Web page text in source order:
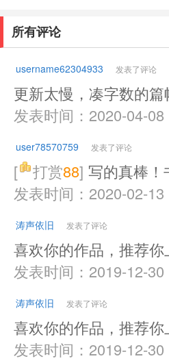
所有评论
username62304933 发表了评论
更新太慢，凑字数的篇
发表时间：2020-04-08
user78570759 发表了评论
[ 打赏88] 写的真棒！
发表时间：2020-02-13
涛声依旧 发表了评论
喜欢你的作品，推荐你
发表时间：2019-12-30
涛声依旧 发表了评论
喜欢你的作品，推荐你
发表时间：2019-12-30